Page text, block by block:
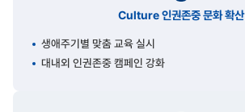
Culture 인권존중 문화 확산
생애주기별 맞춤 교육 실시
대내외 인권존중 캠페인 강화